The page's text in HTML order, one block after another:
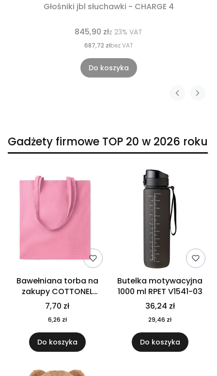
Głośniki jbl słuchawki - CHARGE 4
845,90 złz 23% VAT
687,72 złbez VAT
Do koszyka
Gadżety firmowe TOP 20 w 2026 roku
Bawełniana torba na
zakupy COTTONEL
COLOUR++ MO9846-11
7,70 zł
6,26 zł
Do koszyka
Butelka motywacyjna
1000 ml RPET V1541-03
36,24 zł
29,46 zł
Do koszyka